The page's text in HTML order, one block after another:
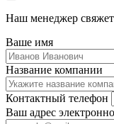
Наш менеджер
Ваше имя
Название компании
Контактный телефон
Ваш адрес